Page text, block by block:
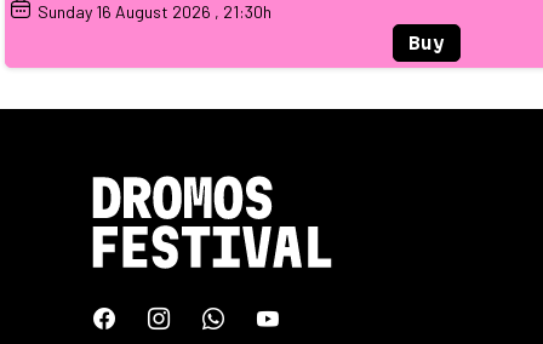
Sunday 16 August 2026 , 21:30h
Buy